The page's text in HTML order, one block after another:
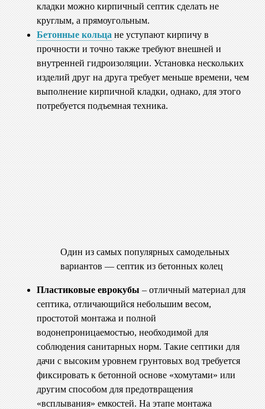
кладки можно кирпичный септик сделать не
круглым, а прямоугольным.
Бетонные кольца не уступают кирпичу в
прочности и точно также требуют внешней и
внутренней гидроизоляции. Установка нескольких
изделий друг на друга требует меньше времени, чем
выполнение кирпичной кладки, однако, для этого
потребуется подъемная техника.
Один из самых популярных самодельных
вариантов — септик из бетонных колец
Пластиковые еврокубы – отличный материал для
септика, отличающийся небольшим весом,
простотой монтажа и полной
водонепроницаемостью, необходимой для
соблюдения санитарных норм. Такие септики для
дачи с высоким уровнем грунтовых вод требуется
фиксировать к бетонной основе «хомутами» или
другим способом для предотвращения
«всплывания» емкостей. На этапе монтажа